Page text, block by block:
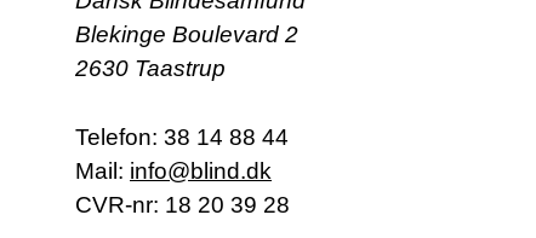
Blekinge Boulevard 2
2630 Taastrup
Telefon: 38 14 88 44
Mail: info@blind.dk
CVR-nr: 18 20 39 28